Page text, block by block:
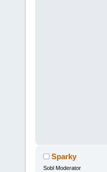
Sparky
Sobl Moderator